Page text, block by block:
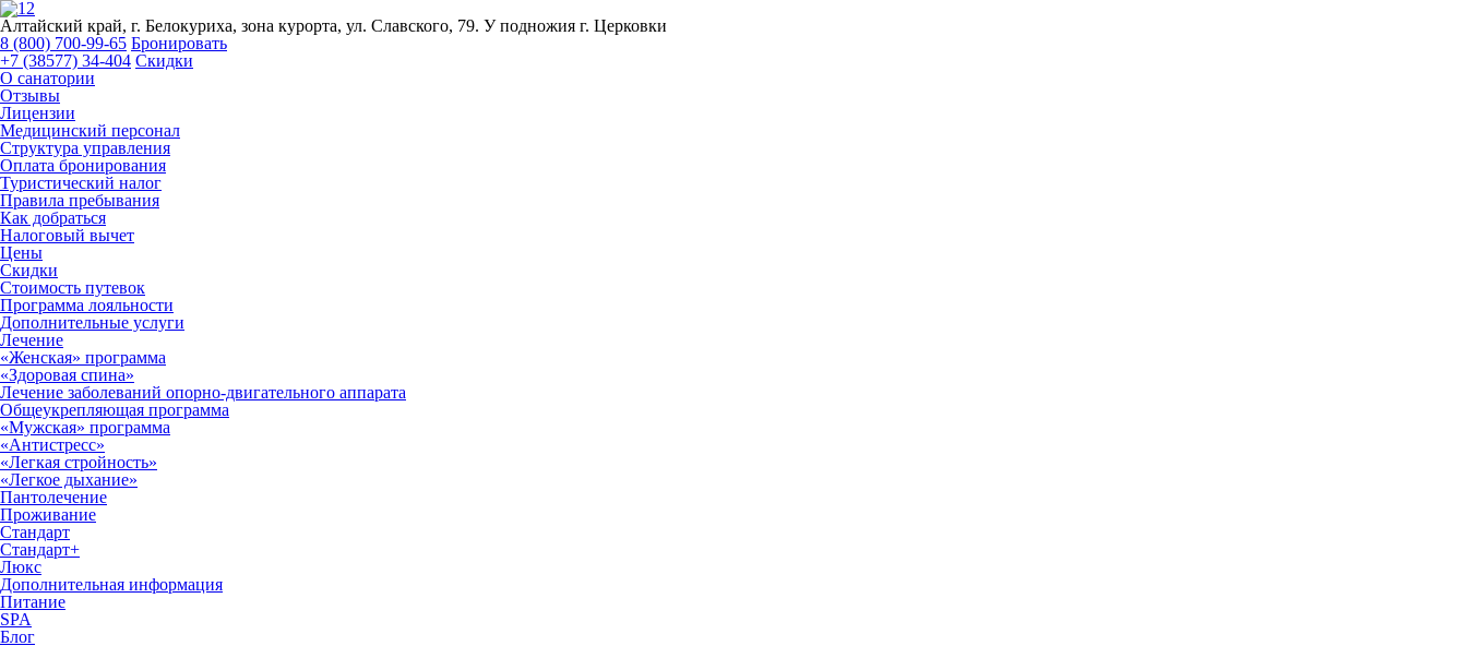
Алтайский край, г. Белокуриха, зона курорта, ул. Славского, 79. У подножия г. Церковки
8 (800) 700-99-65 Бронировать
+7 (38577) 34-404 Скидки
О санатории
Отзывы
Лицензии
Медицинский персонал
Структура управления
Оплата бронирования
Туристический налог
Правила пребывания
Как добраться
Налоговый вычет
Цены
Скидки
Стоимость путевок
Программа лояльности
Дополнительные услуги
Лечение
«Женская» программа
«Здоровая спина»
Лечение заболеваний опорно-двигательного аппарата
Общеукрепляющая программа
«Мужская» программа
«Антистресс»
«Легкая стройность»
«Легкое дыхание»
Пантолечение
Проживание
Стандарт
Стандарт+
Люкс
Дополнительная информация
Питание
SPA
Блог